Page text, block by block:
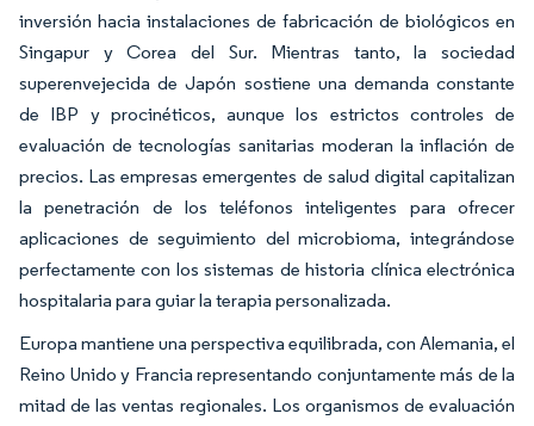
inversión hacia instalaciones de fabricación de biológicos en
Singapur y Corea del Sur. Mientras tanto, la sociedad
superenvejecida de Japón sostiene una demanda constante
de IBP y procinéticos, aunque los estrictos controles de
evaluación de tecnologías sanitarias moderan la inflación de
precios. Las empresas emergentes de salud digital capitalizan
la penetración de los teléfonos inteligentes para ofrecer
aplicaciones de seguimiento del microbioma, integrándose
perfectamente con los sistemas de historia clínica electrónica
hospitalaria para guiar la terapia personalizada.
Europa mantiene una perspectiva equilibrada, con Alemania, el
Reino Unido y Francia representando conjuntamente más de la
mitad de las ventas regionales. Los organismos de evaluación